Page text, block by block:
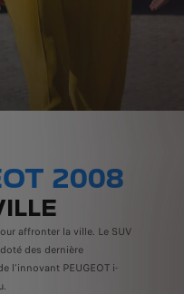
2008
affronter la ville. Le SUV
des dernière
l’innovant PEUGEOT i-